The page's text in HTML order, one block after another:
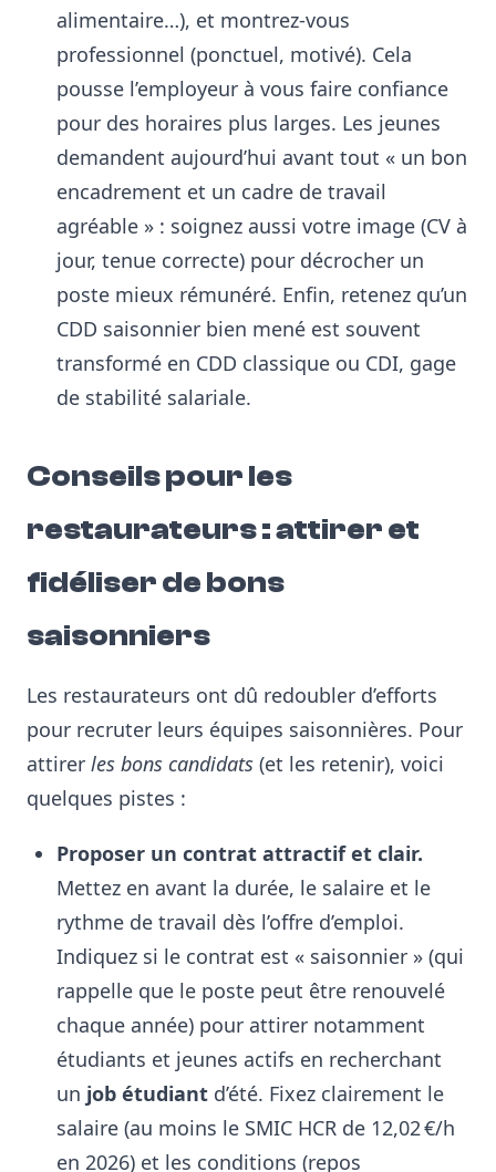
alimentaire…), et montrez-vous
professionnel (ponctuel, motivé). Cela
pousse l’employeur à vous faire confiance
pour des horaires plus larges. Les jeunes
demandent aujourd’hui avant tout « un bon
encadrement et un cadre de travail
agréable » : soignez aussi votre image (CV à
jour, tenue correcte) pour décrocher un
poste mieux rémunéré. Enfin, retenez qu’un
CDD saisonnier bien mené est souvent
transformé en CDD classique ou CDI, gage
de stabilité salariale.
Conseils pour les
restaurateurs : attirer et
fidéliser de bons
saisonniers
Les restaurateurs ont dû redoubler d’efforts
pour recruter leurs équipes saisonnières. Pour
attirer les bons candidats (et les retenir), voici
quelques pistes :
Proposer un contrat attractif et clair.
Mettez en avant la durée, le salaire et le
rythme de travail dès l’offre d’emploi.
Indiquez si le contrat est « saisonnier » (qui
rappelle que le poste peut être renouvelé
chaque année) pour attirer notamment
étudiants et jeunes actifs en recherchant
un job étudiant d’été. Fixez clairement le
salaire (au moins le SMIC HCR de 12,02 €/h
en 2026) et les conditions (repos